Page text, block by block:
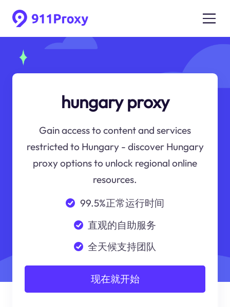
hungary proxy
Gain access to content and services
restricted to Hungary - discover Hungary
proxy options to unlock regional online
resources.
99.5%正常运行时间
直观的自助服务
全天候支持团队
现在就开始